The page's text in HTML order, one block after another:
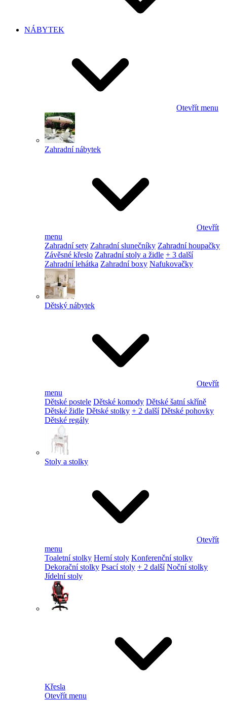
NÁBYTEK
Otevřít menu
Zahradní nábytek
Otevřít
menu
Zahradní sety Zahradní slunečníky Zahradní houpačky
Závěsné křeslo Zahradní stoly a židle + 3 další
Zahradní lehátka Zahradní boxy Nafukovačky
Dětský nábytek
Otevřít
menu
Dětské postele Dětské komody Dětské šatní skříně
Dětské židle Dětské stolky + 2 další Dětské pohovky
Dětské regály
Stoly a stolky
Otevřít
menu
Toaletní stolky Herní stoly Konferenční stolky
Dekorační stolky Psací stoly + 2 další Noční stolky
Jídelní stoly
Křesla
Otevřít menu